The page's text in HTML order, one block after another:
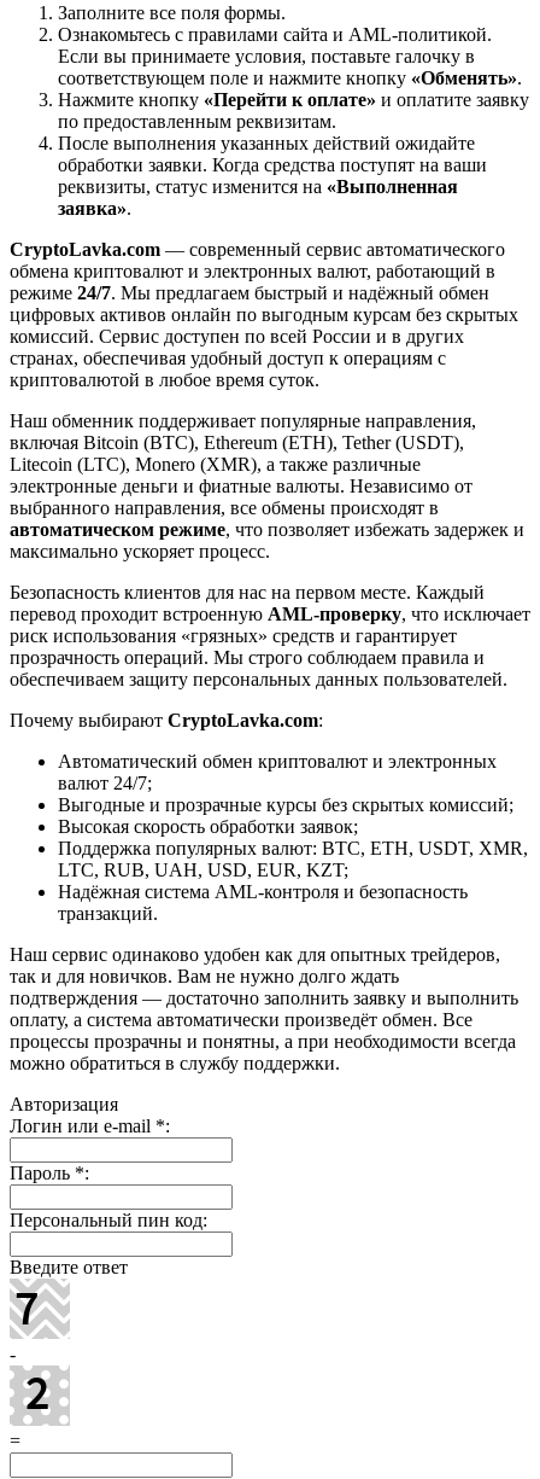
Заполните все поля формы.
Ознакомьтесь с правилами сайта и AML-политикой.
Если вы принимаете условия, поставьте галочку в
соответствующем поле и нажмите кнопку «Обменять».
Нажмите кнопку «Перейти к оплате» и оплатите заявку
по предоставленным реквизитам.
После выполнения указанных действий ожидайте
обработки заявки. Когда средства поступят на ваши
реквизиты, статус изменится на «Выполненная
заявка».
CryptoLavka.com — современный сервис автоматического
обмена криптовалют и электронных валют, работающий в
режиме 24/7. Мы предлагаем быстрый и надёжный обмен
цифровых активов онлайн по выгодным курсам без скрытых
комиссий. Сервис доступен по всей России и в других
странах, обеспечивая удобный доступ к операциям с
криптовалютой в любое время суток.
Наш обменник поддерживает популярные направления,
включая Bitcoin (BTC), Ethereum (ETH), Tether (USDT),
Litecoin (LTC), Monero (XMR), а также различные
электронные деньги и фиатные валюты. Независимо от
выбранного направления, все обмены происходят в
автоматическом режиме, что позволяет избежать задержек и
максимально ускоряет процесс.
Безопасность клиентов для нас на первом месте. Каждый
перевод проходит встроенную AML-проверку, что исключает
риск использования «грязных» средств и гарантирует
прозрачность операций. Мы строго соблюдаем правила и
обеспечиваем защиту персональных данных пользователей.
Почему выбирают CryptoLavka.com:
Автоматический обмен криптовалют и электронных
валют 24/7;
Выгодные и прозрачные курсы без скрытых комиссий;
Высокая скорость обработки заявок;
Поддержка популярных валют: BTC, ETH, USDT, XMR,
LTC, RUB, UAH, USD, EUR, KZT;
Надёжная система AML-контроля и безопасность
транзакций.
Наш сервис одинаково удобен как для опытных трейдеров,
так и для новичков. Вам не нужно долго ждать
подтверждения — достаточно заполнить заявку и выполнить
оплату, а система автоматически произведёт обмен. Все
процессы прозрачны и понятны, а при необходимости всегда
можно обратиться в службу поддержки.
Авторизация
Логин или e-mail *:
Пароль *:
Персональный пин код:
Введите ответ
-
=